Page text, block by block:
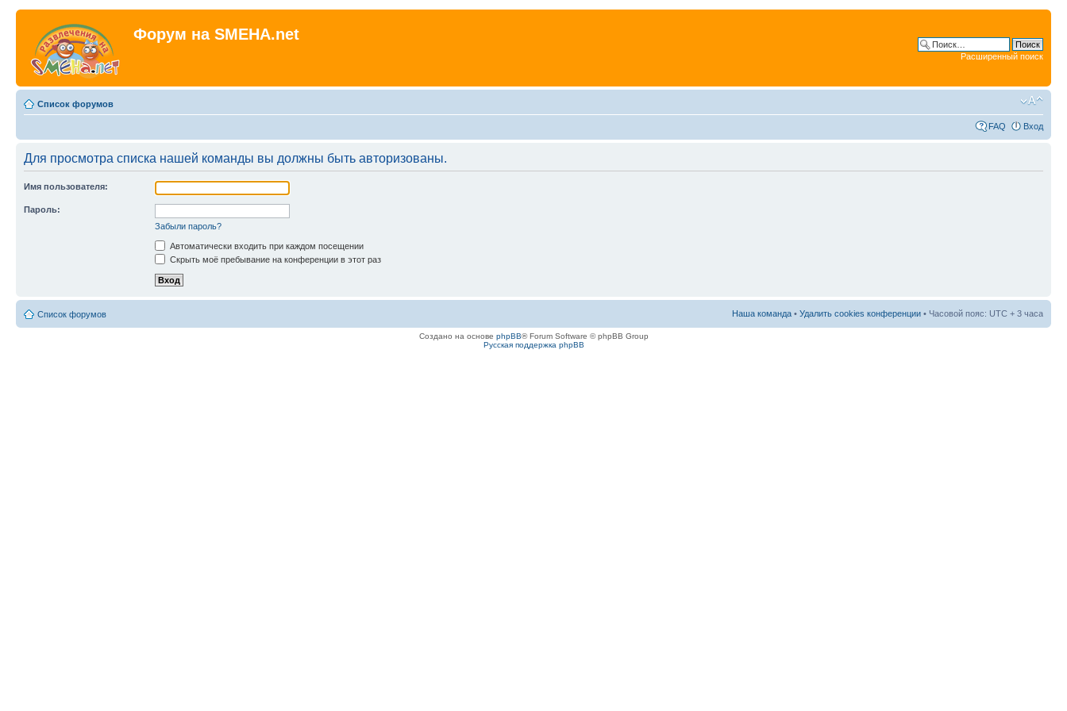
Форум на SMEHA.net
Расширенный поиск
Список форумов
FAQ Вход
Для просмотра списка нашей команды вы должны быть авторизованы.
Имя пользователя:
Пароль:
Забыли пароль?
Автоматически входить при каждом посещении
Скрыть моё пребывание на конференции в этот раз
Список форумов Наша команда • Удалить cookies конференции • Часовой пояс: UTC + 3 часа
Создано на основе phpBB® Forum Software © phpBB Group
Русская поддержка phpBB